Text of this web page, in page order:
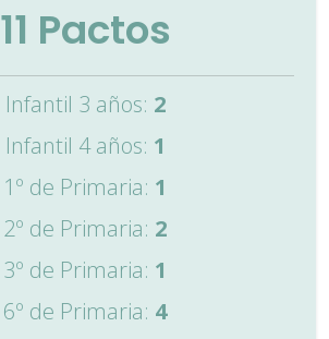
11 Pactos
Infantil 3 años: 2
Infantil 4 años: 1
1º de Primaria: 1
2º de Primaria: 2
3º de Primaria: 1
6º de Primaria: 4